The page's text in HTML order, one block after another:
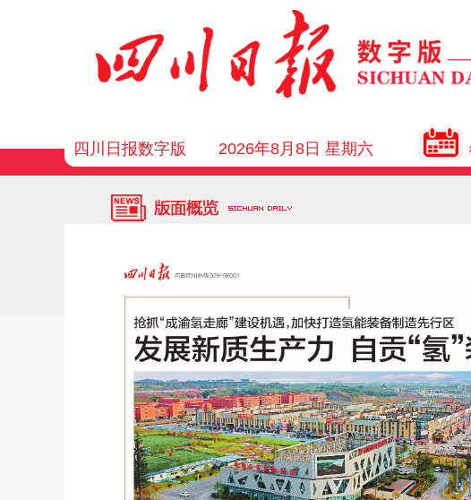
四川日报数字版 2026年8月8日 星期六